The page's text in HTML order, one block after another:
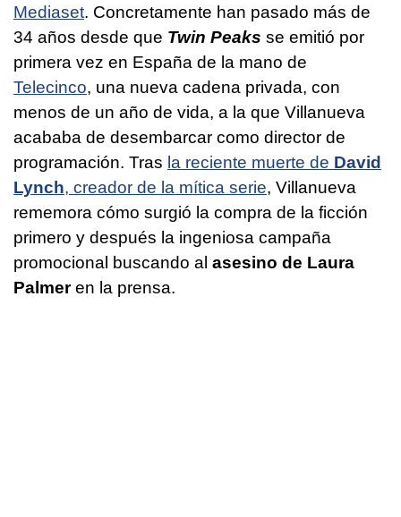
Mediaset. Concretamente han pasado más de
34 años desde que Twin Peaks se emitió por
primera vez en España de la mano de
Telecinco, una nueva cadena privada, con
menos de un año de vida, a la que Villanueva
acababa de desembarcar como director de
programación. Tras la reciente muerte de David
Lynch, creador de la mítica serie, Villanueva
rememora cómo surgió la compra de la ficción
primero y después la ingeniosa campaña
promocional buscando al asesino de Laura
Palmeren la prensa.